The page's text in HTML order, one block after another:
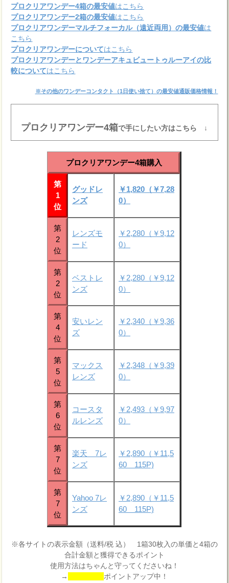
プロクリアワンデー4箱の最安値はこちら
プロクリアワンデー2箱の最安値はこちら
プロクリアワンデーマルチフォーカル（遠近両用）の最安値は
こちら
プロクリアワンデーについてはこちら
プロクリアワンデーとワンデーアキュビュートゥルーアイの比
較についてはこちら
※その他のワンデーコンタクト（1日使い捨て）の最安値通販価格情報！
プロクリアワンデー4箱で手にしたい方はこちら ↓
プロクリアワンデー4箱購入
第
1
位
グッドレ
ンズ
￥1,820（￥7,28
0）
第
2
位
レンズモ
ード
￥2,280（￥9,12
0）
第
2
位
ベストレ
ンズ
￥2,280（￥9,12
0）
第
4
位
安いレン
ズ
￥2,340（￥9,36
0）
第
5
位
マックス
レンズ
￥2,348（￥9,39
0）
第
6
位
コースタ
ルレンズ
￥2,493（￥9,97
0）
第
7
位
楽天 7レ
ンズ
￥2,890（￥11,5
60 115P)
第
7
位
Yahoo 7レ
ンズ
￥2,890（￥11,5
60 115P)
※各サイトの表示金額（送料/税 込） 1箱30枚入の単価と4箱の
合計金額と獲得できるポイント
使用方法はちゃんと守ってくださいね！
→
ポイントアップ中！